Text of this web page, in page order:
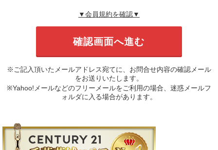
▼会員規約を確認▼
※ご記入頂いたメールアドレス宛てに、お問合せ内容の確認メール
をお送りいたします。
※Yahoo!メールなどのフリーメールをご利用の場合、迷惑メールフ
ォルダに入る場合があります。